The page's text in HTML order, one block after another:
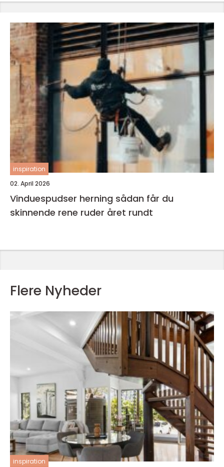
inspiration
02. April 2026
Vinduespudser herning sådan får du
skinnende rene ruder året rundt
Flere Nyheder
inspiration